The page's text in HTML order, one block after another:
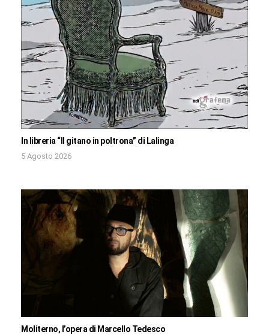
In libreria “Il gitano in poltrona” di Lalinga
5 Agosto 2026
Moliterno, l’opera di Marcello Tedesco